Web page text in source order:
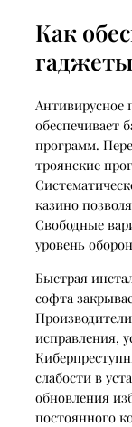
Как
гаджеты
Антивирусное
обеспечивает
программ.
троянские
казино
Свободные
уровень
Быстрая
софта
исправления,
слабости в
обновления
постоянного